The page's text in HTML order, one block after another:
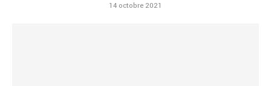
14 octobre 2021